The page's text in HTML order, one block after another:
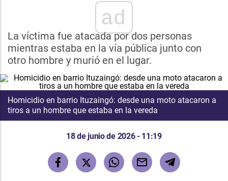
ad
La víctima fue atacada por dos personas
mientras estaba en la vía pública junto con
otro hombre y murió en el lugar.
Homicidio en barrio Ituzaingó: desde una moto atacaron a
tiros a un hombre que estaba en la vereda
18 de junio de 2026 - 11:19